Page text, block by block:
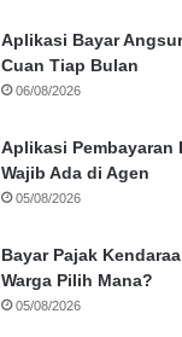
Aplikasi Bayar
Cuan Tiap Bulan
06/08/2026
Aplikasi Pembayaran
Wajib Ada di Agen
05/08/2026
Bayar Pajak
Warga Pilih Mana?
05/08/2026